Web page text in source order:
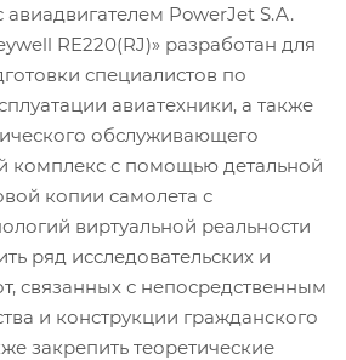
авиадвигателем PowerJet S.A.
RE220(RJ)» разработан для
специалистов по
авиатехники, а также
обслуживающего
комплекс с помощью детальной
копии самолета с
виртуальной реальности
ряд исследовательских и
связанных с непосредственным
и конструкции гражданского
закрепить теоретические